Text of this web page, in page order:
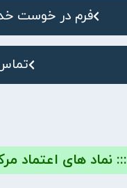
فرم در خوست
::: نماد های اعتماد